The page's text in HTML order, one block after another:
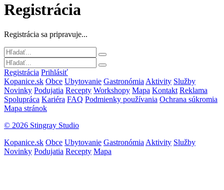
Registrácia
Registrácia sa pripravuje...
Registrácia Prihlásiť
Kopanice.sk Obce Ubytovanie Gastronómia Aktivity Služby
Novinky Podujatia Recepty Workshopy Mapa Kontakt Reklama
Spolupráca Kariéra FAQ Podmienky používania Ochrana súkromia
Mapa stránok
© 2026 Stingray Studio
Kopanice.sk Obce Ubytovanie Gastronómia Aktivity Služby
Novinky Podujatia Recepty Mapa